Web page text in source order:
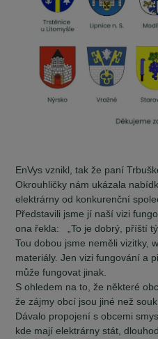
EnVys vznikl, tak že paní
Okrouhličky nám ukázala
elektrárny od konkurenční
Představili jsme jí naší vizi
ona řekla: „To je dobrý, příští
Tou dobou jsme neměli vizitky,
materiály. Jen vizi fungování a
může fungovat jinak.
S ohledem na to, že některé
že zájmy obcí jsou jiné než
Dávalo propojení s obcemi
kde mají elektrárny stát,